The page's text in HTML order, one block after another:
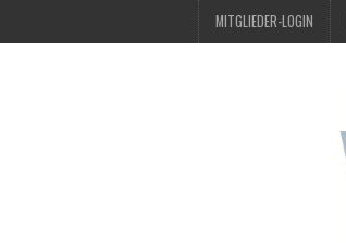
MITGLIEDER-LOGIN